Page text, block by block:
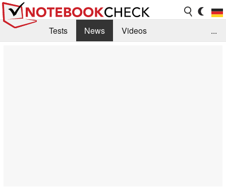
Tests News
Videos
...